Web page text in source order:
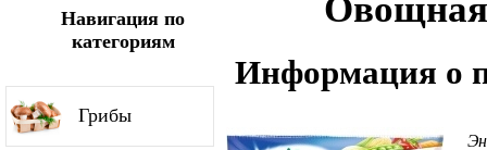
Навигация по
категориям
Грибы
Овощная
Информация о